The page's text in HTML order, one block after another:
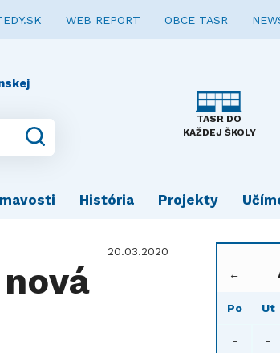
WEB REPORT OBCE TASR
TASR DO
KAŽDEJ ŠKOLY
História Projekty
20.03.2020
←
Po Ut
- -